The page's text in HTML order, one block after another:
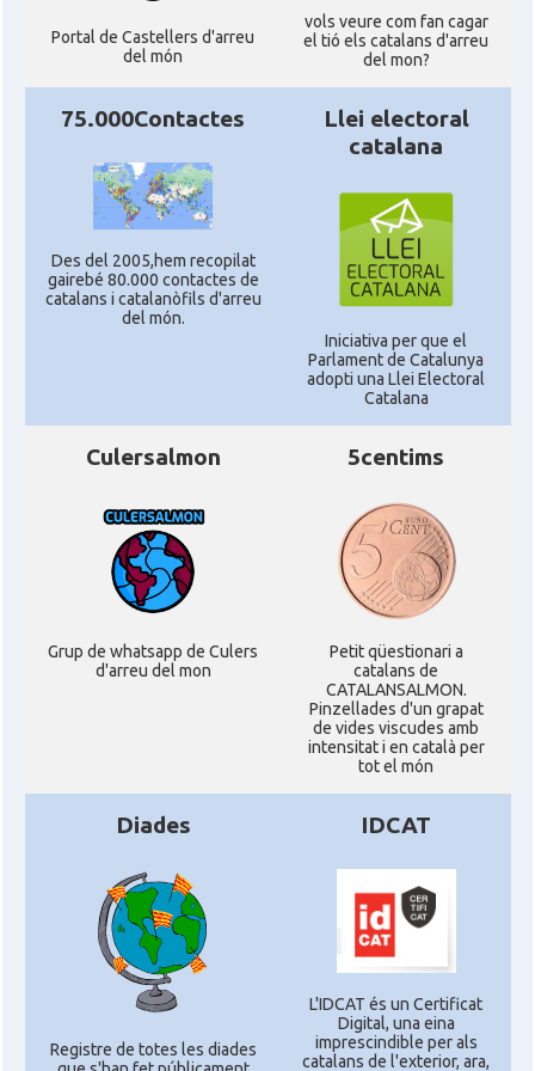
Portal de Castellers d'arreu
del món
vols veure com fan cagar
el tió els catalans d'arreu
del mon?
75.000Contactes
Des del 2005,hem recopilat
gairebé 80.000 contactes de
catalans i catalanòfils d'arreu
del món.
Llei electoral
catalana
Iniciativa per que el
Parlament de Catalunya
adopti una Llei Electoral
Catalana
Culersalmon
Grup de whatsapp de Culers
d'arreu del mon
5centims
Petit qüestionari a
catalans de
CATALANSALMON.
Pinzellades d'un grapat
de vides viscudes amb
intensitat i en català per
tot el món
Diades
Registre de totes les diades
IDCAT
L'IDCAT és un Certificat
Digital, una eina
imprescindible per als
catalans de l'exterior, ara,